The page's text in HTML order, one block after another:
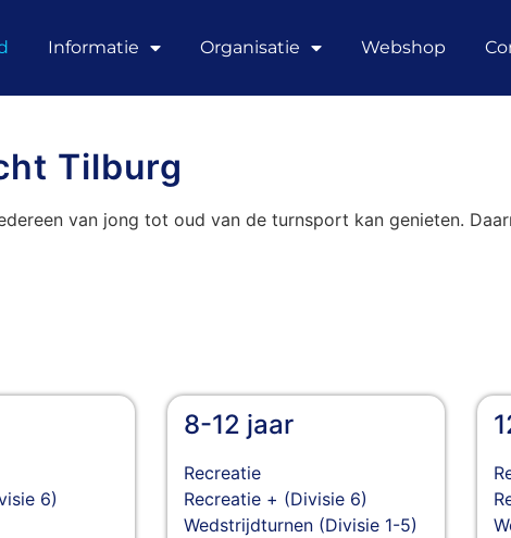
Informatie Organisatie Webshop
Tilburg
van jong tot oud van de turnsport kan genieten.
6)
8-12 jaar
Recreatie
Recreatie + (Divisie 6)
Wedstrijdturnen (Divisie 1-5)